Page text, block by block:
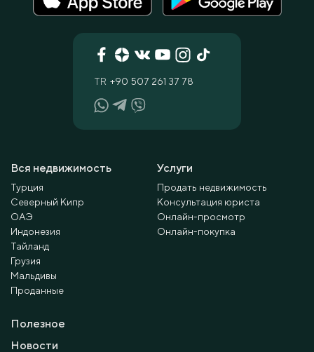
Вся недвижимость
Турция
Северный Кипр
ОАЭ
Индонезия
Тайланд
Грузия
Мальдивы
Проданные
Услуги
Продать недвижимость
Консультация юриста
Онлайн-просмотр
Онлайн-покупка
Полезное
Новости
TR +90 507 261 37 78